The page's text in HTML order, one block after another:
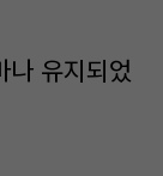
나 유지되었